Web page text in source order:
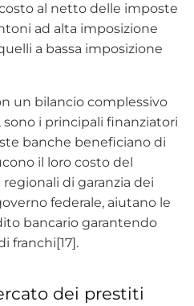
al netto delle imposte
ad alta imposizione
a bassa imposizione
un bilancio complessivo
sono i principali finanziatori
banche beneficiano di
il loro costo del
di garanzia dei
federale, aiutano le
bancario garantendo
franchi[17].
dei prestiti